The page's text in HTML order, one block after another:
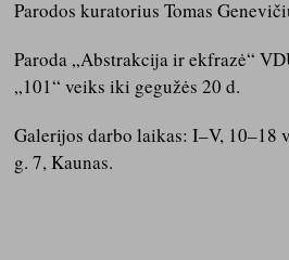
Parodos kuratorius Tomas
Paroda „Abstrakcija ir ekfrazė“
„101“ veiks iki gegužės 20 d.
Galerijos darbo laikas: I–V, 10–18
g. 7, Kaunas.